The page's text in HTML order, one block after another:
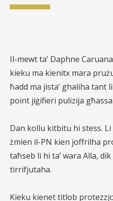
Il-mewt ta’ Daphne
kieku ma kienitx mara
ħadd ma jista’ ghaliha tant
point jiġifieri pulizija
Dan kollu kitbitu hi stess.
żmien il-PN kien joffrilha
taħseb li hi ta’ wara Alla,
tirrifjutaha.
Kieku kienet titlob